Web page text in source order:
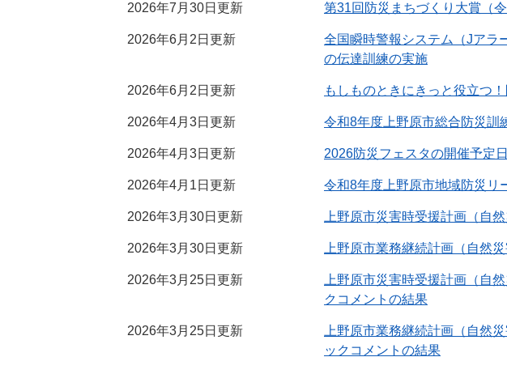
2026年7月30日更新 第31回防災まちづくり大賞（
2026年6月2日更新
全国瞬時警報システム（Jアラ
の伝達訓練の実施
2026年6月2日更新 もしものときにきっと役立つ
2026年4月3日更新 令和8年度上野原市総合防災訓
2026年4月3日更新 2026防災フェスタの開催予定
2026年4月1日更新 令和8年度上野原市地域防災リ
2026年3月30日更新 上野原市災害時受援計画（自
2026年3月30日更新 上野原市業務継続計画（自然
2026年3月25日更新
上野原市災害時受援計画（自
クコメントの結果
2026年3月25日更新
上野原市業務継続計画（自然
ックコメントの結果